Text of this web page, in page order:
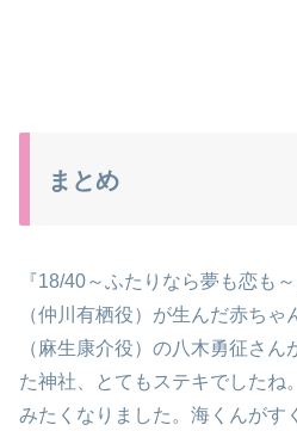
まとめ
『18/40～ふたりなら夢も恋も
（仲川 有栖役）が生んだ赤ちゃ
（麻生康介役）の八木勇征さ
た神社、とてもステキでしたね
みたくなりました。海くんがす